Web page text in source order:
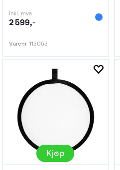
inkl. mva
2 599,-
Varenr 113053
Kjøp